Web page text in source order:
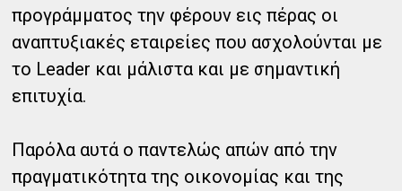
προγράμματος την φέρουν εις πέρας οι
αναπτυξιακές εταιρείες που ασχολούνται με
το Leader και μάλιστα και με σημαντική
επιτυχία.
Παρόλα αυτά ο παντελώς απών από την
πραγματικότητα της οικονομίας και της